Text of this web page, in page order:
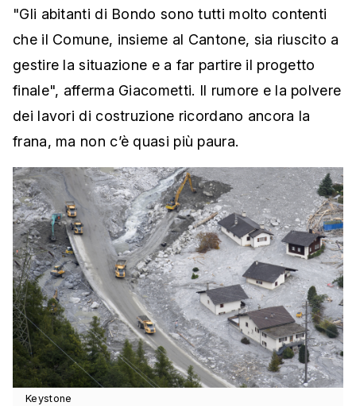
"Gli abitanti di Bondo sono tutti molto contenti
che il Comune, insieme al Cantone, sia riuscito a
gestire la situazione e a far partire il progetto
finale", afferma Giacometti. Il rumore e la polvere
dei lavori di costruzione ricordano ancora la
frana, ma non c’è quasi più paura.
Keystone